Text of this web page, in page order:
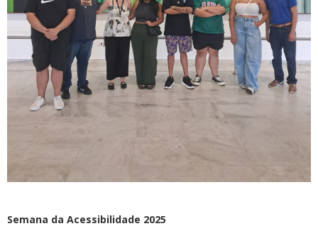
Semana da Acessibilidade 2025